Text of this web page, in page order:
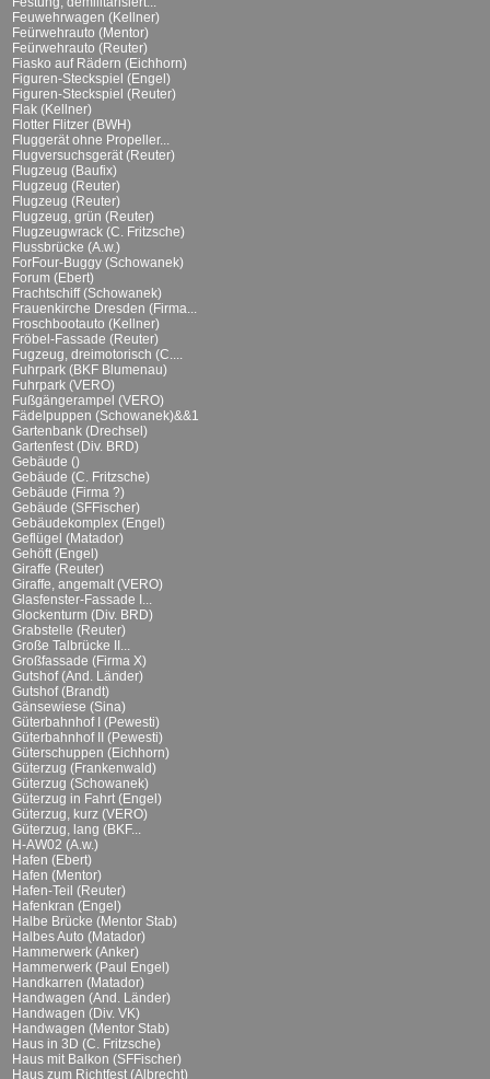
Feuwehrwagen (Kellner)
Feürwehrauto (Mentor)
Feürwehrauto (Reuter)
Fiasko auf Rädern (Eichhorn)
Figuren-Steckspiel (Engel)
Figuren-Steckspiel (Reuter)
Flak (Kellner)
Flotter Flitzer (BWH)
Fluggerät ohne Propeller...
Flugversuchsgerät (Reuter)
Flugzeug (Baufix)
Flugzeug (Reuter)
Flugzeug (Reuter)
Flugzeug, grün (Reuter)
Flugzeugwrack (C. Fritzsche)
Flussbrücke (A.w.)
ForFour-Buggy (Schowanek)
Forum (Ebert)
Frachtschiff (Schowanek)
Frauenkirche Dresden (Firma...
Froschbootauto (Kellner)
Fröbel-Fassade (Reuter)
Fugzeug, dreimotorisch (C....
Fuhrpark (BKF Blumenau)
Fuhrpark (VERO)
Fußgängerampel (VERO)
Fädelpuppen (Schowanek)&&1
Gartenbank (Drechsel)
Gartenfest (Div. BRD)
Gebäude ()
Gebäude (C. Fritzsche)
Gebäude (Firma ?)
Gebäude (SFFischer)
Gebäudekomplex (Engel)
Geflügel (Matador)
Gehöft (Engel)
Giraffe (Reuter)
Giraffe, angemalt (VERO)
Glasfenster-Fassade I...
Glockenturm (Div. BRD)
Grabstelle (Reuter)
Große Talbrücke II...
Großfassade (Firma X)
Gutshof (And. Länder)
Gutshof (Brandt)
Gänsewiese (Sina)
Güterbahnhof I (Pewesti)
Güterbahnhof II (Pewesti)
Güterschuppen (Eichhorn)
Güterzug (Frankenwald)
Güterzug (Schowanek)
Güterzug in Fahrt (Engel)
Güterzug, kurz (VERO)
Güterzug, lang (BKF...
H-AW02 (A.w.)
Hafen (Ebert)
Hafen (Mentor)
Hafen-Teil (Reuter)
Hafenkran (Engel)
Halbe Brücke (Mentor Stab)
Halbes Auto (Matador)
Hammerwerk (Anker)
Hammerwerk (Paul Engel)
Handkarren (Matador)
Handwagen (And. Länder)
Handwagen (Div. VK)
Handwagen (Mentor Stab)
Haus in 3D (C. Fritzsche)
Haus mit Balkon (SFFischer)
Haus zum Richtfest (Albrecht)